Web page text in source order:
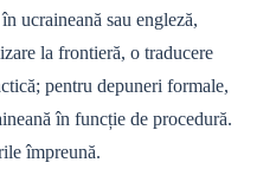
ucraineană sau engleză,
la frontieră, o traducere
pentru depuneri formale,
în funcție de procedură.
împreună.